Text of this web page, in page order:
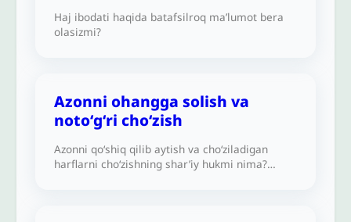
Haj ibodati haqida batafsilroq ma’lumot bera
olasizmi?
Azonni ohangga solish va
notoʻgʻri cho‘zish
Azonni qo‘shiq qilib aytish va cho‘ziladigan
harflarni cho‘zishning shar’iy hukmi nima?